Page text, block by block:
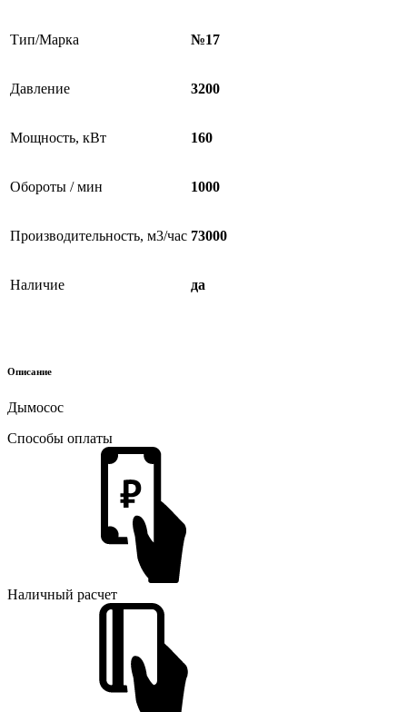
Тип/Марка №17
Давление 3200
Мощность, кВт 160
Обороты / мин 1000
Производительность, м3/час 73000
Наличие да
Описание
Дымосос
Способы оплаты
Наличный расчет